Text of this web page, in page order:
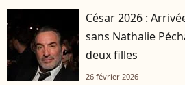
César 2026 :
sans Nathalie
deux filles
26 février 2026